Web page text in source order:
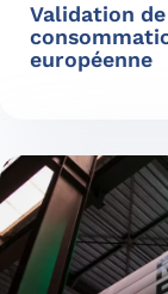
Validation
européenne